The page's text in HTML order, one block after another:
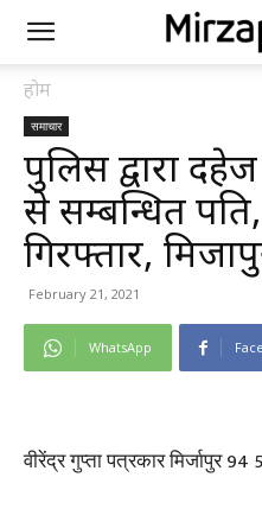
होम
समाचार
पुलिस द्वारा
से सम्बन्धित
गिरफ्तार,
February 21, 2021
WhatsApp
वीरेंद्र गुप्ता पत्रकार मिर्जापुर 94